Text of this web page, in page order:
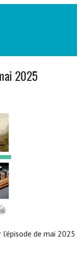
2025
de mai 2025